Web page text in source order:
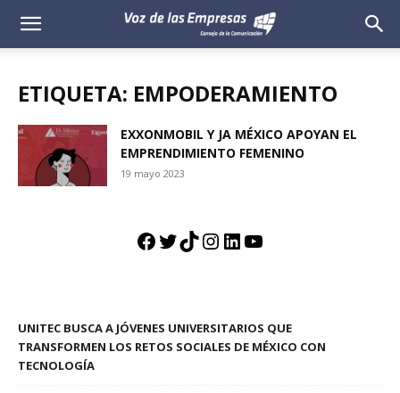
Voz
Empresas
ETIQUETA: EMPODERAMIENTO
EXXONMOBIL Y JA MÉXICO APOYAN EL
EMPRENDIMIENTO FEMENINO
19 mayo 2023
Facebook
Twitter
TikTok
Instagram
LinkedIn
YouTube
UNITEC BUSCA A JÓVENES UNIVERSITARIOS QUE
TRANSFORMEN LOS RETOS SOCIALES DE MÉXICO CON
TECNOLOGÍA